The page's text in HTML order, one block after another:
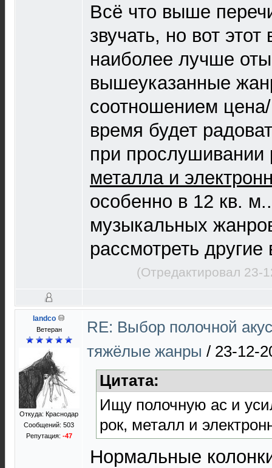
Всё что выше
звучать, но вот этот
наиболее лучше
вышеуказанные
соотношением цена/
время будет
при прослушивании
металла и
особенно в 12 кв.
музыкальных
рассмотреть
(Отредактировал 23-
landco
Ветеран
Откуда: Краснодар
Сообщений: 503
Репутация: -47
RE: Выбор полочной
тяжёлые жанры / 23-12-
Цитата:
Ищу полочную ас и
рок, металл и
Нормальные